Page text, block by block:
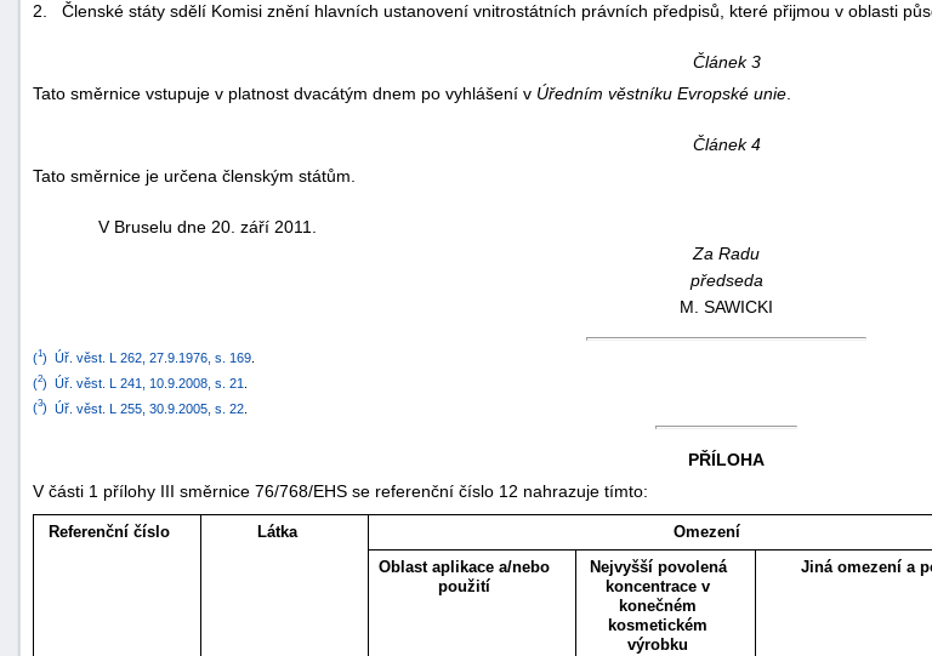
2. Členské státy sdělí Komisi znění hlavních ustanovení vnitrostátních právních předpisů, které přijmou v oblasti
Článek 3
Tato směrnice vstupuje v platnost dvacátým dnem po vyhlášení v Úředním věstníku Evropské unie
Článek 4
Tato směrnice je určena členským státům.
V Bruselu dne 20. září 2011.
Za Radu
předseda
M. SAWICKI
(1) Úř. věst. L 262, 27.9.1976, s. 169
(2) Úř. věst. L 241, 10.9.2008, s. 21
(3) Úř. věst. L 255, 30.9.2005, s. 22
PŘÍLOHA
V části 1 přílohy III směrnice 76/768/EHS se referenční číslo 12 nahrazuje tímto:
Referenční číslo Látka Omezení
Oblast aplikace a/nebo
použití
Nejvyšší povolená
koncentrace v
konečném
kosmetickém
výrobku
Jiná omezení a